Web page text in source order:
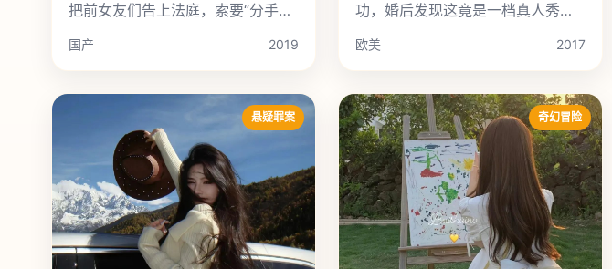
把前女友们告上法庭，索要“分手
费”，还赢了。
国产 2019
功，婚后发现这竟是一档真人秀节
目。
欧美 2017
悬疑罪案 奇幻冒险